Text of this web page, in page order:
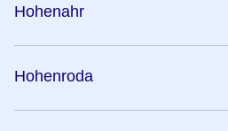
Hohenahr
Hohenroda